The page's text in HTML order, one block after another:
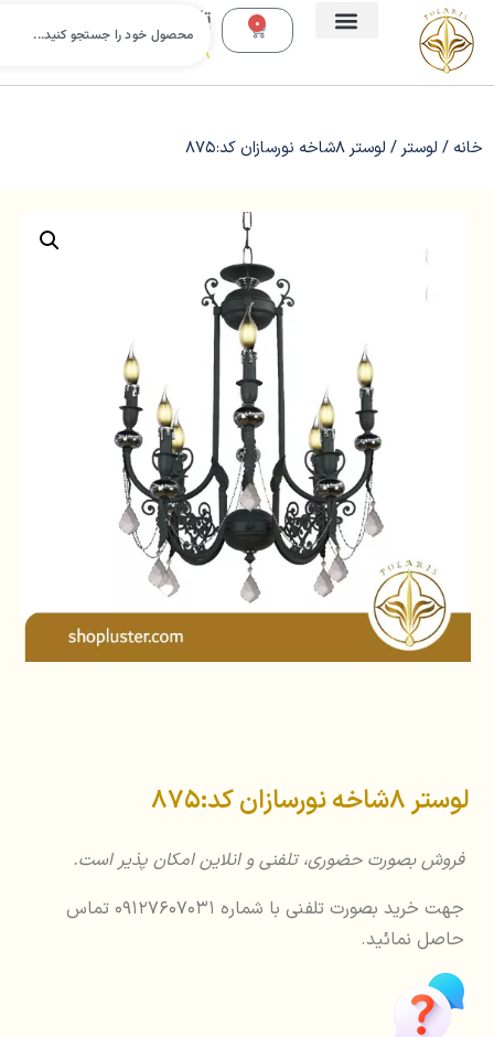
0 تلفن
تماس:
09112988638
خانه / لوستر / لوستر 8شاخه نورسازان کد:875
لوستر 8شاخه نورسازان کد:875
فروش بصورت حضوری، تلفنی و انلاین امکان پذیر است.
جهت خرید بصورت تلفنی با شماره 09127607031 تماس
حاصل نمائید.